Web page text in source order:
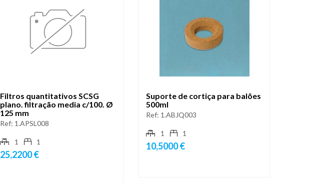
Filtros quantitativos SCSG
plano. filtração media c/100. Ø
125 mm
Ref: 1.APSL008
1 1
25,2200 €
Suporte de cortiça para balões
500ml
Ref: 1.ABJQ003
1 1
10,5000 €